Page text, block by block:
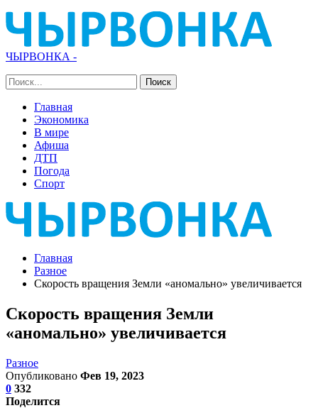
ЧЫРВОНКА -
Главная
Экономика
В мире
Афиша
ДТП
Погода
Спорт
Главная
Разное
Скорость вращения Земли «аномально» увеличивается
Скорость вращения Земли
«аномально» увеличивается
Разное
Опубликовано Фев 19, 2023
0 332
Поделится